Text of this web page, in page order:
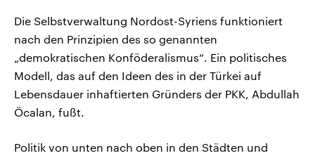
Die Selbstverwaltung Nordost-Syriens funktioniert
nach den Prinzipien des so genannten
„demokratischen Konföderalismus“. Ein politisches
Modell, das auf den Ideen des in der Türkei auf
Lebensdauer inhaftierten Gründers der PKK, Abdullah
Öcalan, fußt.
Politik von unten nach oben in den Städten und